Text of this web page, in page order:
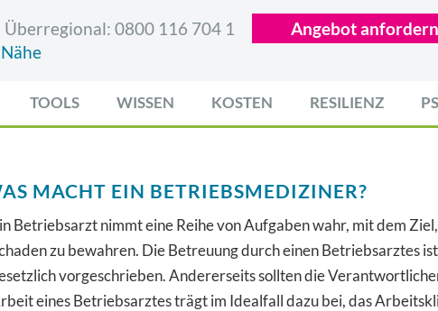
Überregional: 0800 116 704 1
Angebot anfordern
TOOLS WISSEN KOSTEN RESILIENZ
MACHT EIN BETRIEBSMEDIZINER?
Betriebsarzt nimmt eine Reihe von Aufgaben wahr, mit dem
zu bewahren. Die Betreuung durch einen Betriebsarztes
vorgeschrieben. Andererseits sollten die
eines Betriebsarztes trägt im Idealfall dazu bei, das